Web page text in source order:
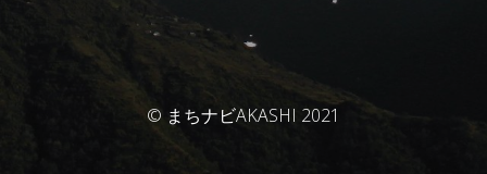
© まちナビAKASHI 2021